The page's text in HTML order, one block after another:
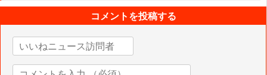
コメントを投稿する